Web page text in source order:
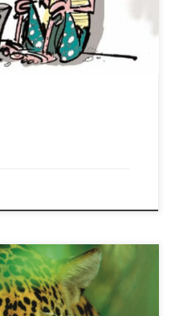
Salbris et Nançay, situées
toujours de la journée